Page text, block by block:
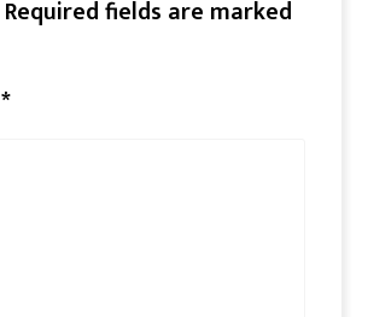
Required fields are marked
*